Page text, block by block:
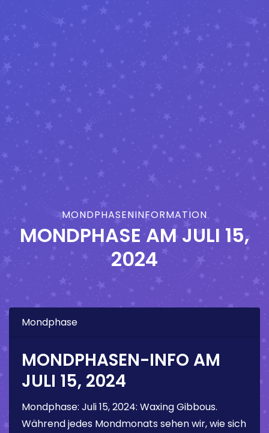
MONDPHASENINFORMATION
MONDPHASE AMJULI 15,
2024
Mondphase
MONDPHASEN-INFO AM
JULI 15, 2024
Mondphase: Juli 15, 2024: Waxing Gibbous.
Während jedes Mondmonats sehen wir, wie sich